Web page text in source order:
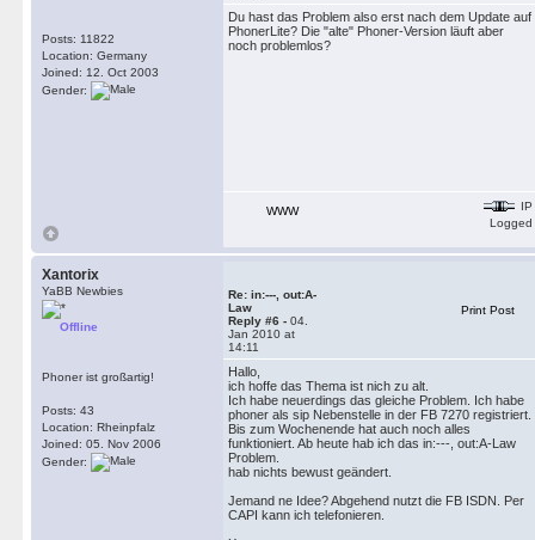
Posts: 11822
Location: Germany
Joined: 12. Oct 2003
Gender:
Du hast das Problem also erst nach dem Update auf
PhonerLite? Die "alte" Phoner-Version läuft aber
noch problemlos?
WWW
IP
Logged
Xantorix
YaBB Newbies
Offline
Phoner ist großartig!
Posts: 43
Location: Rheinpfalz
Joined: 05. Nov 2006
Gender:
Re: in:---, out:A-
Law
Reply #6 - 04.
Jan 2010 at
14:11
Print Post
Hallo,
ich hoffe das Thema ist nich zu alt.
Ich habe neuerdings das gleiche Problem. Ich habe
phoner als sip Nebenstelle in der FB 7270 registriert.
Bis zum Wochenende hat auch noch alles
funktioniert. Ab heute hab ich das in:---, out:A-Law
Problem.
hab nichts bewust geändert.
Jemand ne Idee? Abgehend nutzt die FB ISDN. Per
CAPI kann ich telefonieren.